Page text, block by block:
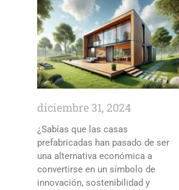
diciembre 31, 2024
¿Sabías que las casas
prefabricadas han pasado de ser
una alternativa económica a
convertirse en un símbolo de
innovación, sostenibilidad y